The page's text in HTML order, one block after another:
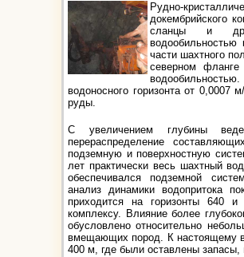
Рудно-
докембрийского
сланцы и др.),
части шахтного
северном фланге
водоносного горизонта от 0,0007
руды.
С увеличением глубины
перераспределение
подземную и поверхностную
лет практически весь шахтный
обеспечивался подземной
анализ динамики водопритока
приходится на горизонты 640 и
комплексу. Влияние более
обусловлено относительно
вмещающих пород. К настоящему
400 м, где были оставлены